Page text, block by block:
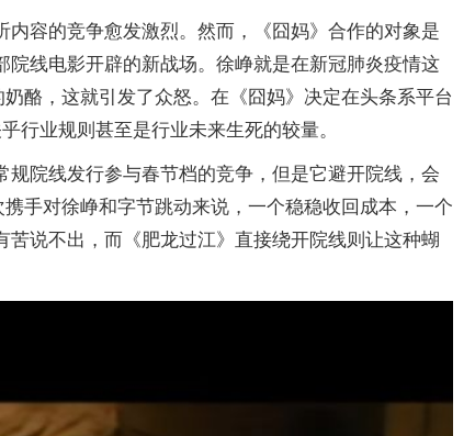
容的竞争愈发激烈。然而，《囧妈》合作的对象是
线电影开辟的新战场。徐峥就是在新冠肺炎疫情这
酪，这就引发了众怒。在《囧妈》决定在头条系平台
行业规则甚至是行业未来生死的较量。
院线发行参与春节档的竞争，但是它避开院线，会
手对徐峥和字节跳动来说，一个稳稳收回成本，一个
说不出，而《肥龙过江》直接绕开院线则让这种蝴